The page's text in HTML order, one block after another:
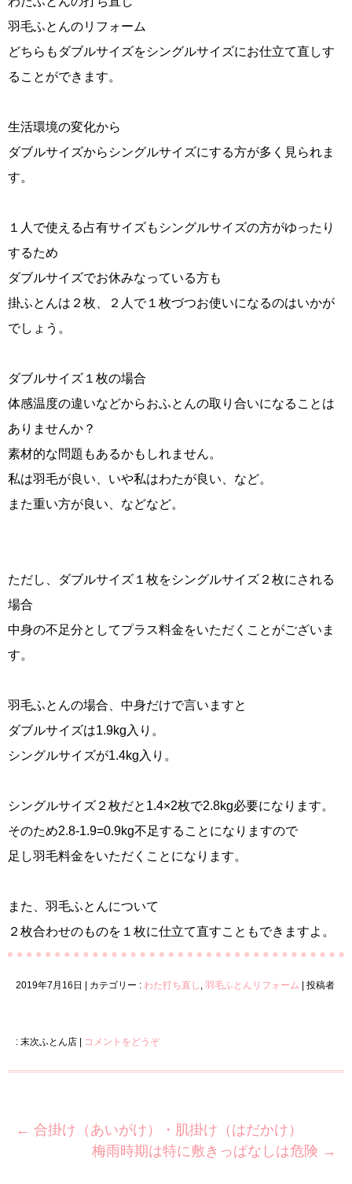
羽毛ふとんのリフォーム
どちらもダブルサイズをシングルサイズにお仕立て直しす
ることができます。
生活環境の変化から
ダブルサイズからシングルサイズにする方が多く見られま
す。
１人で使える占有サイズもシングルサイズの方がゆったり
するため
ダブルサイズでお休みなっている方も
掛ふとんは２枚、２人で１枚づつお使いになるのはいかが
でしょう。
ダブルサイズ１枚の場合
体感温度の違いなどからおふとんの取り合いになることは
ありませんか？
素材的な問題もあるかもしれません。
私は羽毛が良い、いや私はわたが良い、など。
また重い方が良い、などなど。
ただし、ダブルサイズ１枚をシングルサイズ２枚にされる
場合
中身の不足分としてプラス料金をいただくことがございま
す。
羽毛ふとんの場合、中身だけで言いますと
ダブルサイズは1.9kg入り。
シングルサイズが1.4kg入り。
シングルサイズ２枚だと1.4×2枚で2.8kg必要になります。
そのため2.8-1.9=0.9kg不足することになりますので
足し羽毛料金をいただくことになります。
また、羽毛ふとんについて
２枚合わせのものを１枚に仕立て直すこともできますよ。
2019年7月16日 カテゴリー : わた打ち直し , 羽毛ふとんリフォーム 投稿者
: 末次ふとん店 コメントをどうぞ
← 合掛け（あいがけ）・肌掛け（はだかけ）
梅雨時期は特に敷きっぱなしは危険 →